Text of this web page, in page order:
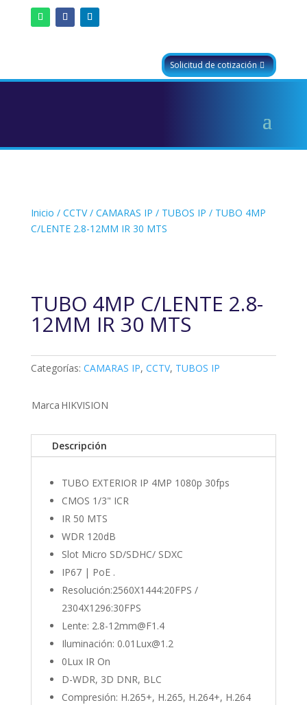
Solicitud de cotización
Inicio / CCTV/ CAMARAS IP / TUBOS IP / TUBO 4MP
C/LENTE 2.8-12MM IR 30 MTS
TUBO 4MP C/LENTE 2.8-
12MM IR 30 MTS
Categorías: CAMARAS IP, CCTV, TUBOS IP
Marca HIKVISION
Descripción
TUBO EXTERIOR IP 4MP 1080p 30fps
CMOS 1/3" ICR
IR 50 MTS
WDR 120dB
Slot Micro SD/SDHC/ SDXC
IP67 | PoE .
Resolución:2560X1444:20FPS /
2304X1296:30FPS
Lente: 2.8-12mm@F1.4
Iluminación: 0.01Lux@1.2
0Lux IR On
D-WDR, 3D DNR, BLC
Compresión: H.265+, H.265, H.264+, H.264